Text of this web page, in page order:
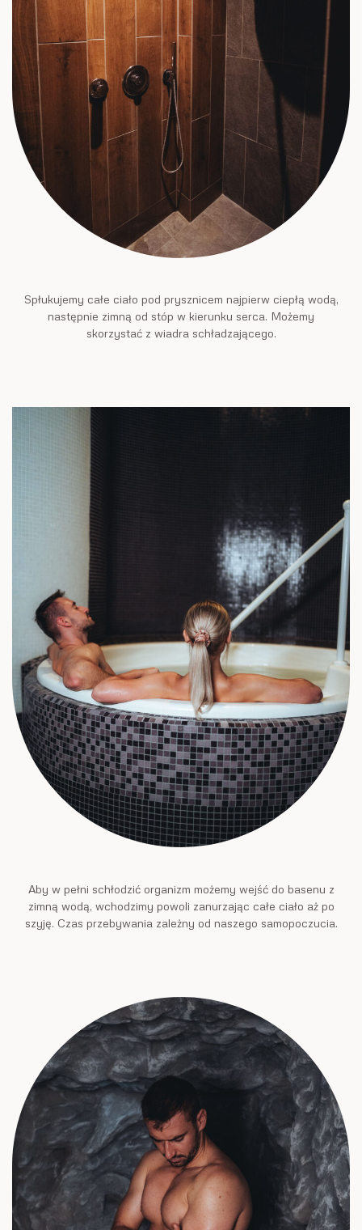
Spłukujemy całe ciało pod prysznicem najpierw ciepłą wodą,
następnie zimną od stóp w kierunku serca. Możemy
skorzystać z wiadra schładzającego.
Aby w pełni schłodzić organizm możemy wejść do basenu z
zimną wodą, wchodzimy powoli zanurzając całe ciało aż po
szyję. Czas przebywania zależny od naszego samopoczucia.